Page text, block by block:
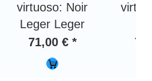
virtuoso: Noir
Leger Leger
71,00 € *